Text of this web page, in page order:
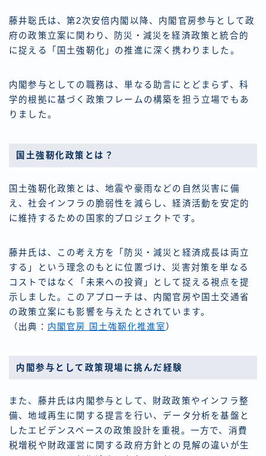
藤井聡氏は、第2次安倍内閣以降、内閣官房参与として政
府の政策立案に関わり、防災・減災を経済政策と統合的
に捉える「国土強靭化」の推進に深く携わりました。
内閣参与としての職務は、単なる助言にとどまらず、科
学的根拠に基づく政策フレームの構築を担う立場でもあ
りました。
国土強靭化政策とは？
国土強靭化政策とは、地震や豪雨などの自然災害に備
え、社会インフラの脆弱性を減らし、経済活動を安定的
に維持するための国家的プロジェクトです。
藤井氏は、この考え方を「防災・減災と経済成長は両立
する」という理念のもとに位置づけ、災害対策を単なる
コストではなく「未来への投資」として捉える視点を提
示しました。このアプローチは、内閣官房や国土交通省
の政策立案にも影響を与えたとされています。
（出典： 内閣官房 国土強靭化推進室 ）
内閣参与として政策現場に挑んだ経験
また、藤井氏は内閣参与として、財政政策やインフラ整
備、地域再生に関する提言を行い、データ分析を基盤と
したエビデンスベースの政策設計を重視。一方で、消費
税増税や財政運営に関する政府方針との見解の違いが生